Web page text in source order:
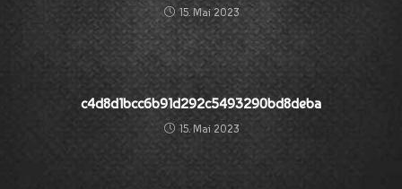
15. Mai 2023
c4d8d1bcc6b91d292c5493290bd8deba
15. Mai 2023